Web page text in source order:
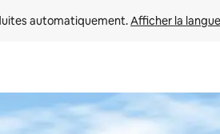
automatiquement. Afficher la